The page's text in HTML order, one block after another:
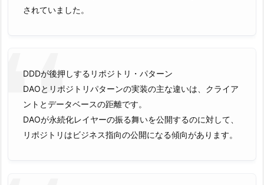
されていました。
DDDが後押しするリポジトリ・パターン
DAOとリポジトリパターンの実装の主な違いは、クライア
ントとデータベースの距離です。
DAOが永続化レイヤーの振る舞いを公開するのに対して、
リポジトリはビジネス指向の公開になる傾向があります。